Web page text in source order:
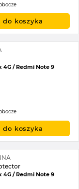
do koszyka
4G / Redmi Note 9
do koszyka
4G / Redmi Note 9